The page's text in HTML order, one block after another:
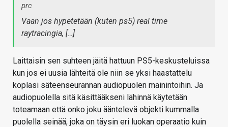
prc
Vaan jos hypetetään (kuten ps5) real time
raytracingia, […]
Laittaisin sen suhteen jäitä hattuun PS5-keskusteluissa
kun jos ei uusia lähteitä ole niin se yksi haastattelu
koplasi säteenseurannan audiopuolen mainintoihin. Ja
audiopuolella sitä käsittääkseni lähinnä käytetään
toteamaan että onko joku ääntelevä objekti kummalla
puolella seinää, joka on täysin eri luokan operaatio kuin